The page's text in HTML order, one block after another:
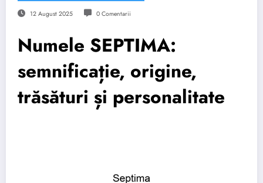
12 August 2025 0 Comentarii
Numele SEPTIMA:
semnificație, origine,
trăsături și personalitate